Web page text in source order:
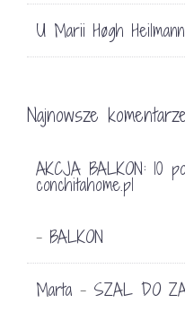
U Marii Høgh Heilmann
Najnowsze
AKCJA BALKON: 10
conchitahome.pl
- BALKON
Marta - SZAL DO